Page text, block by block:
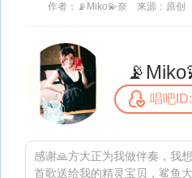
作者：📡Miko💫奈 来源：原
唱吧
感谢🙏方大正为我做伴奏，我
首歌送给我的精灵宝贝，鲨鱼